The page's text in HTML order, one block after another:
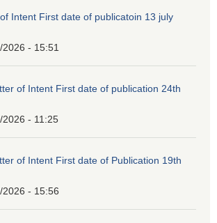
Intent First date of publicatoin 13 july
2026 - 15:51
of Intent First date of publication 24th
2026 - 11:25
of Intent First date of Publication 19th
2026 - 15:56